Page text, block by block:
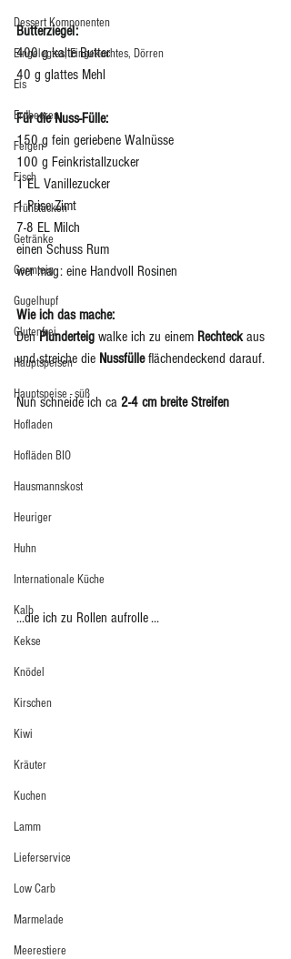
Dessert Komponenten
Eingelegtes, Eingekochtes, Dörren
Eis
Erdbeeren
Feigen
Fisch
Frühstücken
Getränke
Germteig
Gugelhupf
Glutenfrei
Hauptspeisen
Hauptspeise - süß
Hofladen
Hofläden BIO
Hausmannskost
Heuriger
Huhn
Internationale Küche
Kalb
Kekse
Knödel
Kirschen
Kiwi
Kräuter
Kuchen
Lamm
Lieferservice
Low Carb
Marmelade
Meerestiere
Butterziegel:
400 g kalte Butter
40 g glattes Mehl
Für die Nuss-Fülle:
150 g fein geriebene Walnüsse
100 g Feinkristallzucker
1 EL Vanillezucker
1 Prise Zimt
7-8 EL Milch
einen Schuss Rum
wer mag: eine Handvoll Rosinen
Wie ich das mache:
Den Plunderteig walke ich zu einem Rechteck aus
und streiche die Nussfülle flächendeckend darauf.
Nun schneide ich ca 2-4 cm breite Streifen
...die ich zu Rollen aufrolle ...